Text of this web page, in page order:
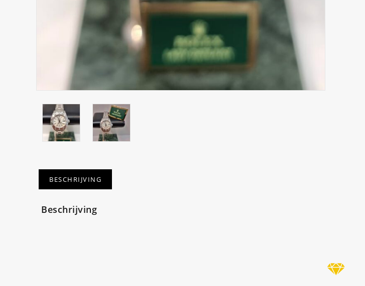
BESCHRIJVING
Beschrijving